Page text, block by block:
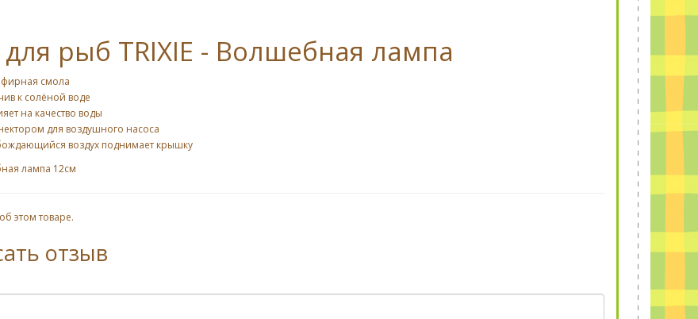
для рыб TRIXIE - Волшебная лампа
смола
к солёной воде
на качество воды
для воздушного насоса
воздух поднимает крышку
лампа 12см
этом товаре.
отзыв